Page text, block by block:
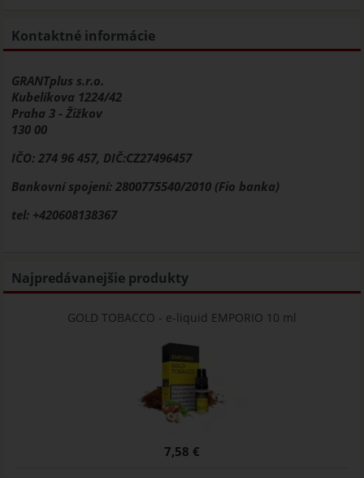
Kontaktné informácie
GRANTplus s.r.o.
Kubelíkova 1224/42
Praha 3 - Žižkov
130 00
IČO: 274 96 457, DIČ:CZ27496457
Bankovní spojení: 2800775540/2010 (Fio banka)
tel: +420608138367
Najpredávanejšie produkty
GOLD TOBACCO - e-liquid EMPORIO 10 ml
7,58 €